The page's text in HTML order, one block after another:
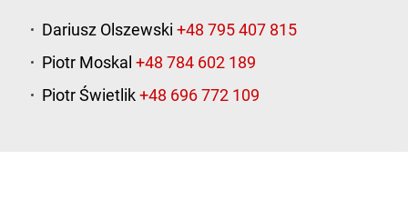
Dariusz Olszewski
Piotr Moskal
Piotr Świetlik